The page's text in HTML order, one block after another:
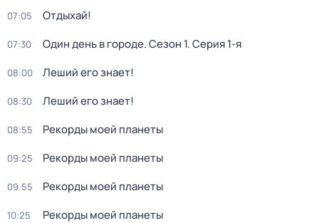
07:05 Отдыхай!
07:30 Один день в городе. Сезон 1. Серия 1-я
08:00 Леший его знает!
08:30 Леший его знает!
08:55 Рекорды моей планеты
09:25 Рекорды моей планеты
09:55 Рекорды моей планеты
10:25 Рекорды моей планеты